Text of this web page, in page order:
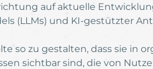
auf aktuelle
(LLMs) und KI-gestützter
so zu gestalten, dass sie in
sichtbar sind, die von